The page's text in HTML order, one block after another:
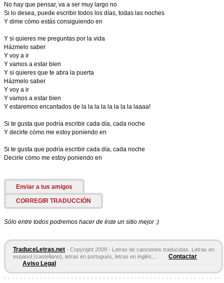
No hay que pensar, va a ser muy largo no
Si lo desea, puede escribir todos los días, todas las noches
Y dime cómo estás consiguiendo en
Y si quieres me preguntas por la vida
Házmelo saber
Y voy a ir
Y vamos a estar bien
Y si quieres que te abra la puerta
Házmelo saber
Y voy a ir
Y vamos a estar bien
Y estaremos encantados de la la la la la la la la laaaa!
Si te gusta que podría escribir cada día, cada noche
Y decirte cómo me estoy poniendo en
Si te gusta que podría escribir cada día, cada noche
Decirle cómo me estoy poniendo en
Enviar a tus amigos
CORREGIR TRADUCCIÓN
Sólo entre todos podremos hacer de éste un sitio mejor :)
TraduceLetras.net - Copyright 2009 - Letras de canciones traducidas. Letras en
espanol (castellano), letras en portugués, letras en inglés,...
Contactar
Aviso Legal